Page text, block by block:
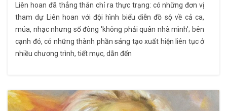
Liên hoan đã thẳng thắn chỉ ra thực trạng: có những đơn vị
tham dự Liên hoan với đội hình biểu diễn đồ sộ về cả ca,
múa, nhạc nhưng số đông 'không phải quân nhà mình'; bên
cạnh đó, có những thành phần sáng tạo xuất hiện liên tục ở
nhiều chương trình, tiết mục, dẫn đến